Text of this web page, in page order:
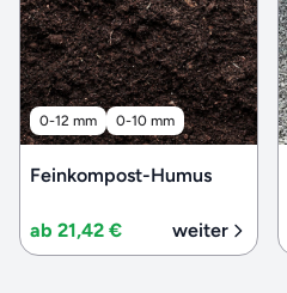
0-12 mm 0-10 mm
Feinkompost-Humus
ab 21,42 € weiter